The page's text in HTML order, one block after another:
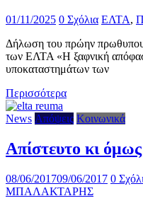
01/11/2025 0 Σχόλια ΕΛΤΑ,
Δήλωση του πρώην
των ΕΛΤΑ «Η ξαφνική
υποκαταστημάτων των
Περισσότερα
News Απόψεις Κοινωνικά
Απίστευτο κι
08/06/201709/06/2017 0
ΜΠΑΛΑΚΤΑΡΗΣ